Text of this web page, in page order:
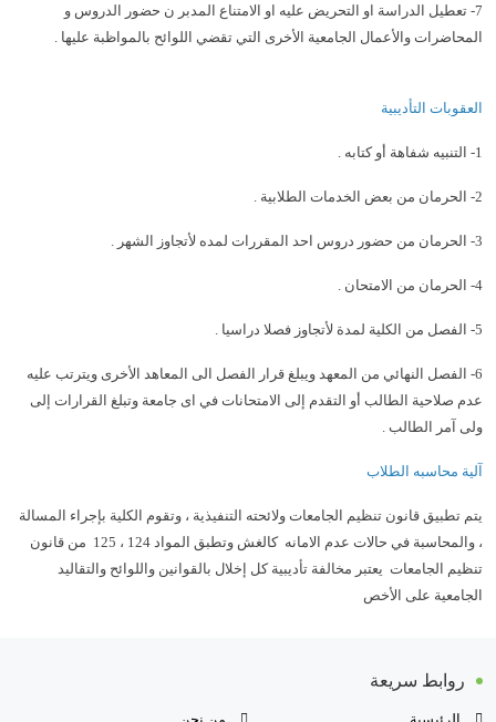
7- تعطيل الدراسة او التحريض عليه او الامتناع المدبر ن حضور الدروس و
المحاضرات والأعمال الجامعية الأخرى التي تقضي اللوائح بالمواظبة عليها .
العقوبات التأديبية
1- التنبيه شفاهة أو كتابه .
2- الحرمان من بعض الخدمات الطلابية .
3- الحرمان من حضور دروس احد المقررات لمده لأتجاوز الشهر .
4- الحرمان من الامتحان .
5- الفصل من الكلية لمدة لأتجاوز فصلا دراسيا .
6- الفصل النهائي من المعهد ويبلغ قرار الفصل الى المعاهد الأخرى ويترتب عليه
عدم صلاحية الطالب أو التقدم إلى الامتحانات في اى جامعة وتبلغ القرارات إلى
ولى آمر الطالب .
آلية محاسبه الطلاب
يتم تطبيق قانون تنظيم الجامعات ولائحته التنفيذية ، وتقوم الكلية بإجراء المسالة
، والمحاسبة في حالات عدم الامانه كالغش وتطبق المواد 124 ، 125 من قانون
تنظيم الجامعات يعتبر مخالفة تأديبية كل إخلال بالقوانين واللوائح والتقاليد
الجامعية على الأخص
روابط سريعة